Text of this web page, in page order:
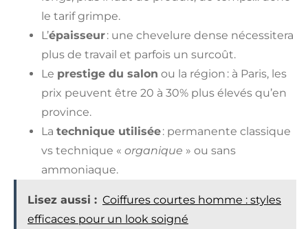
le tarif grimpe.
L’épaisseur: une chevelure dense nécessitera
plus de travail et parfois un surcoût.
Le prestige du salon ou la région : à Paris, les
prix peuvent être 20 à 30% plus élevés qu’en
province.
La technique utilisée: permanente classique
vs technique « organique » ou sans
ammoniaque.
Lisez aussi : Coiffures courtes homme : styles
efficaces pour un look soigné